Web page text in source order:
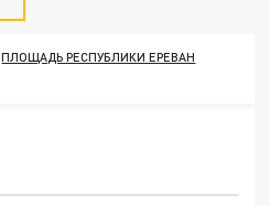
ПЛОЩАДЬ РЕСПУБЛИКИ ЕРЕВАН